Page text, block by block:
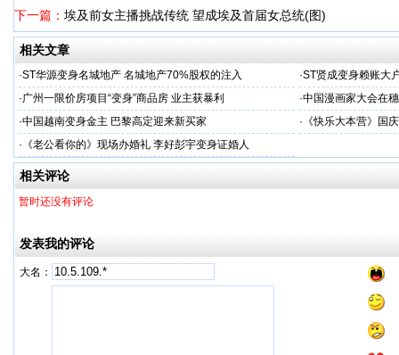
下一篇： 埃及前女主播挑战传统 望成埃及首届女总统(图)
相关文章
·ST华源变身名城地产 名城地产70%股权的注入 ·ST贤成变身赖账大
·广州一限价房项目“变身”商品房 业主获暴利 ·中国漫画家大会在
·中国越南变身金主 巴黎高定迎来新买家 · 《快乐大本营》国
· 《老公看你的》现场办婚礼 李好彭宇变身证婚人
相关评论
暂时还没有评论
发表我的评论
大名：